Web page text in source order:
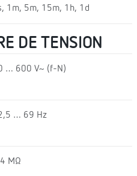
1m, 5m, 15m, 1h, 1d
DE TENSION
… 600 V~ (f-N)
… 69 Hz
MΩ